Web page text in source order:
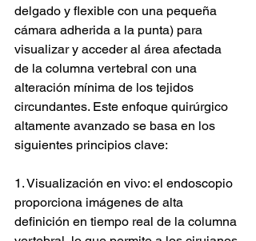
delgado y flexible con una pequeña
cámara adherida a la punta) para
visualizar y acceder al área afectada
de la columna vertebral con una
alteración mínima de los tejidos
circundantes. Este enfoque quirúrgico
altamente avanzado se basa en los
siguientes principios clave:
1. Visualización en vivo: el endoscopio
proporciona imágenes de alta
definición en tiempo real de la columna